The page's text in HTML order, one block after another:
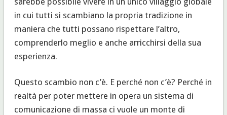
in cui tutti si scambiano la propria tradizione in
maniera che tutti possano rispettare l’altro,
comprenderlo meglio e anche arricchirsi della sua
esperienza.
Questo scambio non c’è. E perché non c’è? Perché in
realtà per poter mettere in opera un sistema di
comunicazione di massa ci vuole un monte di